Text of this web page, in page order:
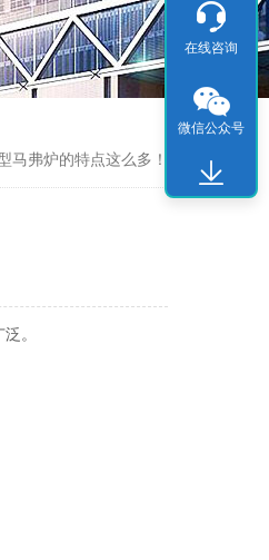
马弗炉的特点这么多！
。
在线咨询
微信公众号